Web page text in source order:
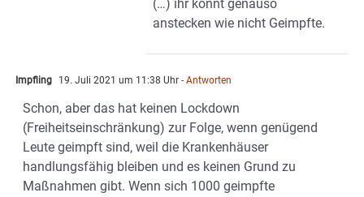
(…) ihr könnt genauso
anstecken wie nicht Geimpfte.
Impfling 19. Juli 2021 um 11:38 Uhr - Antworten
Schon, aber das hat keinen Lockdown
(Freiheitseinschränkung) zur Folge, wenn genügend
Leute geimpft sind, weil die Krankenhäuser
handlungsfähig bleiben und es keinen Grund zu
Maßnahmen gibt. Wenn sich 1000 geimpfte